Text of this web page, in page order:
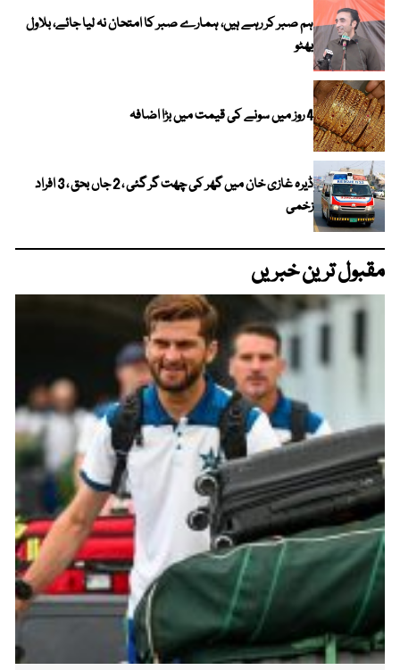
ہم صبر کر رہے ہیں، ہمارے صبر کا امتحان نہ لیا جائے، بلاول
بھٹو
4 روز میں سونے کی قیمت میں بڑا اضافہ
ڈیرہ غازی خان میں گھر کی چھت گر گئی ، 2 جاں بحق ، 3 افراد
زخمی
مقبول ترین خبریں